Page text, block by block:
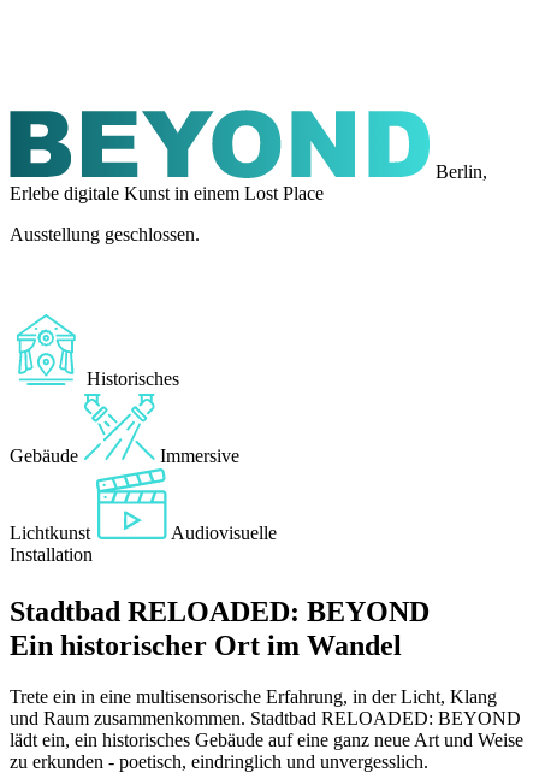
Berlin,
Erlebe digitale Kunst in einem Lost Place
Ausstellung geschlossen.
Historisches
Gebäude Immersive
Lichtkunst
Audiovisuelle
Installation
Stadtbad RELOADED: BEYOND
Ein historischer Ort im Wandel
Trete ein in eine multisensorische Erfahrung, in der Licht, Klang
und Raum zusammenkommen. Stadtbad RELOADED: BEYOND
lädt ein, ein historisches Gebäude auf eine ganz neue Art und Weise
zu erkunden - poetisch, eindringlich und unvergesslich.